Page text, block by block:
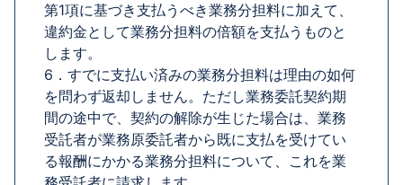
第1項に基づき支払うべき業務分担料に加えて、
違約金として業務分担料の倍額を支払うものと
します。
6．すでに支払い済みの業務分担料は理由の如何
を問わず返却しません。ただし業務委託契約期
間の途中で、契約の解除が生じた場合は、業務
受託者が業務原委託者から既に支払を受けてい
る報酬にかかる業務分担料について、これを業